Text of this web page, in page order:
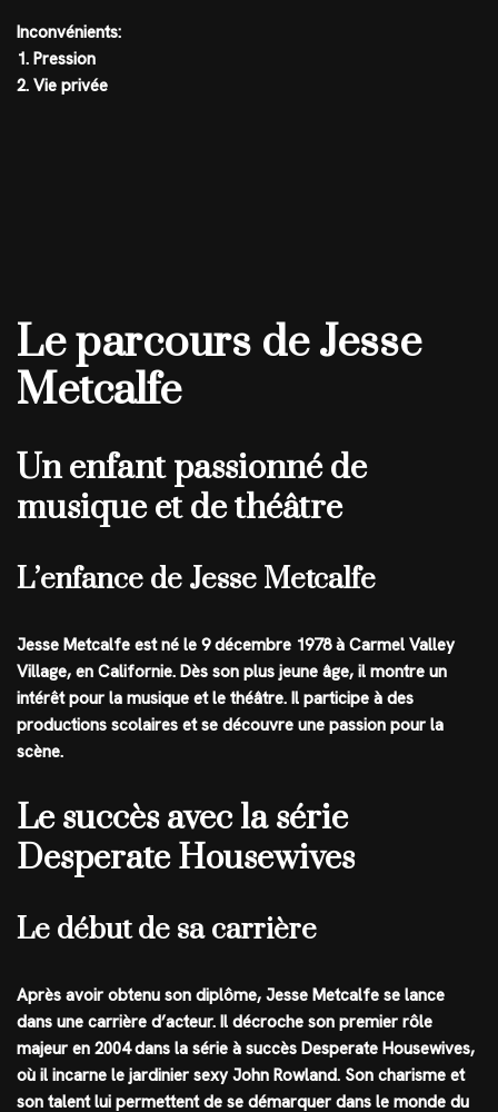
Inconvénients:
1. Pression
2. Vie privée
Le parcours de Jesse
Metcalfe
Un enfant passionné de
musique et de théâtre
L’enfance de Jesse Metcalfe
Jesse Metcalfe est né le 9 décembre 1978 à Carmel Valley
Village, en Californie. Dès son plus jeune âge, il montre un
intérêt pour la musique et le théâtre. Il participe à des
productions scolaires et se découvre une passion pour la
scène.
Le succès avec la série
Desperate Housewives
Le début de sa carrière
Après avoir obtenu son diplôme, Jesse Metcalfe se lance
dans une carrière d’acteur. Il décroche son premier rôle
majeur en 2004 dans la série à succès Desperate Housewives,
où il incarne le jardinier sexy John Rowland. Son charisme et
son talent lui permettent de se démarquer dans le monde du